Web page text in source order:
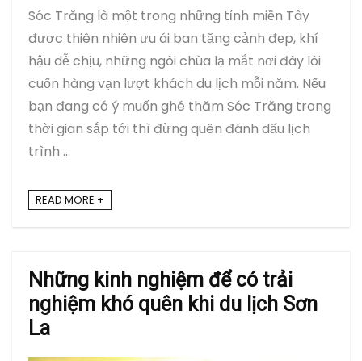
Sóc Trăng là một trong những tỉnh miền Tây
được thiên nhiên ưu ái ban tặng cảnh đẹp, khí
hậu dễ ​​chịu, những ngôi chùa lạ mắt nơi đây lôi
cuốn hàng vạn lượt khách du lịch mỗi năm. Nếu
bạn đang có ý muốn ghé thăm Sóc Trăng trong
thời gian sắp tới thì đừng quên đánh dấu lịch
trình ...
READ MORE +
Những kinh nghiệm để có trải
nghiệm khó quên khi du lịch Sơn
La